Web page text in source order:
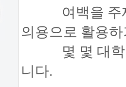
여백을 주제
의용으로 활용
몇 몇 대학교
니다.